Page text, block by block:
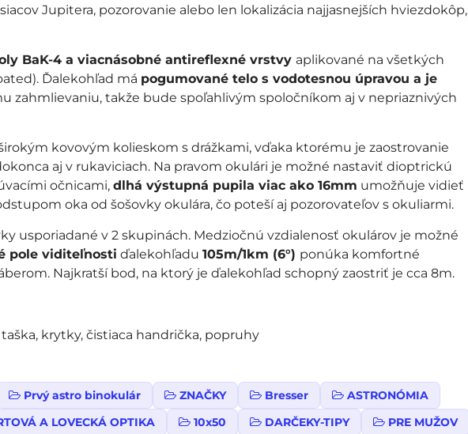
Jupitera, pozorovanie alebo len lokalizácia najjasnejších hviezdokôp,
BaK-4 a viacnásobné antireflexné vrstvy aplikované na všetkých
Ďalekohľad má pogumované telo s vodotesnou úpravou a je
zahmlievaniu, takže bude spoľahlivým spoločníkom aj v nepriaznivých
kovovým kolieskom s drážkami, vďaka ktorému je zaostrovanie
aj v rukaviciach. Na pravom okulári je možné nastaviť dioptrickú
očnicami, dlhá výstupná pupila viac ako 16mm umožňuje vidieť
oka od šošovky okulára, čo poteší aj pozorovateľov s okuliarmi.
usporiadané v 2 skupinách. Medziočnú vzdialenosť okulárov je možné
pole viditeľnosti ďalekohľadu 105m/1km (6°) ponúka komfortné
Najkratší bod, na ktorý je ďalekohľad schopný zaostriť je cca 8m.
krytky, čistiaca handrička, popruhy
Prvý astro binokulár ZNAČKY Bresser
ASTRONÓMIA
A LOVECKÁ OPTIKA 10x50 DARČEKY-TIPY
PRE MUŽOV